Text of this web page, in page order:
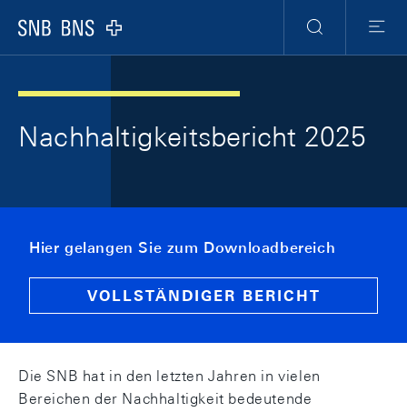
Logo
Suche
Menu
Nachhaltigkeitsbericht 2025
Hier gelangen Sie zum Downloadbereich
VOLLSTÄNDIGER BERICHT
Die SNB hat in den letzten Jahren in vielen
Bereichen der Nachhaltigkeit bedeutende